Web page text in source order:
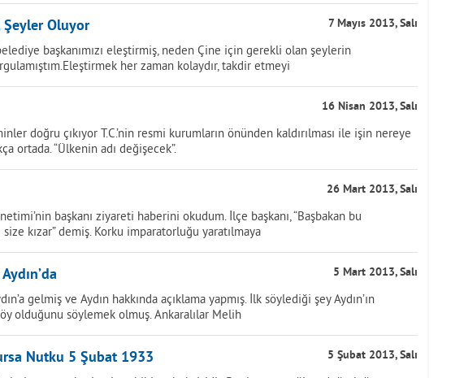
Şeyler Oluyor 7 Mayıs 2013, Salı
başkanımızı eleştirmiş, neden Çine için gerekli olan şeylerin
her zaman kolaydır, takdir etmeyi
16 Nisan 2013, Salı
doğru çıkıyor T.C.’nin resmi kurumların önünden kaldırılması ile işin nereye
ortada. “Ülkenin adı değişecek”.
26 Mart 2013, Salı
başkanı ziyareti haberini okudum. İlçe başkanı, “Başbakan bu
size kızar” demiş. Korku imparatorluğu yaratılmaya
5 Mart 2013, Salı
gelmiş ve Aydın hakkında açıklama yapmış. İlk söylediği şey Aydın’ın
olduğunu söylemek olmuş. Ankaralılar Melih
Nutku 5 Şubat 1933 5 Şubat 2013, Salı